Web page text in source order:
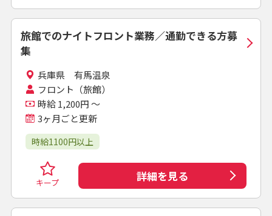
旅館でのナイトフロント業務／通勤できる方募
集
兵庫県 有馬温泉
フロント（旅館）
時給 1,200円 ～
3ヶ月ごと更新
時給1100円以上
キープ 詳細を見る